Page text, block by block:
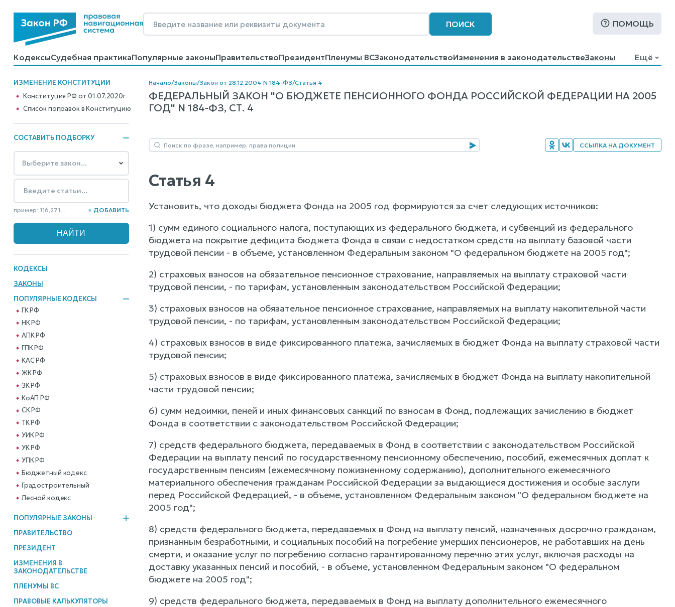
ПОИСК ПОМОЩЬ
КодексыСудебная практикаПопулярные законыПравительствоПрезидентПленумы ВСЗаконодательствоИзменения в законодательствеЗаконы
КалькуляторыСправочные материалыОбразцы договоровКонтактыПомощьПоиск
Ещё
ИЗМЕНЕНИЕ КОНСТИТУЦИИ
Конституция РФ от 01.07.2020г
Cписок поправок в Конституцию
СОСТАВИТЬ ПОДБОРКУ
пример: 116,271,... + ДОБАВИТЬ
КОДЕКСЫ
ЗАКОНЫ
ПОПУЛЯРНЫЕ КОДЕКСЫ
ГК РФ
НК РФ
АПК РФ
ГПК РФ
КАС РФ
ЖК РФ
ЗК РФ
КоАП РФ
СК РФ
ТК РФ
УИК РФ
УК РФ
УПК РФ
Бюджетный кодекс
Градостроительный
Лесной кодекс
ПОПУЛЯРНЫЕ ЗАКОНЫ
ПРАВИТЕЛЬСТВО
ПРЕЗИДЕНТ
ИЗМЕНЕНИЯ В
ЗАКОНОДАТЕЛЬСТВЕ
ПЛЕНУМЫ ВС
ПРАВОВЫЕ КАЛЬКУЛЯТОРЫ
Начало/Законы/Закон от 28.12.2004 N 184-ФЗ/Статья 4
ФЕДЕРАЛЬНЫЙ ЗАКОН "О БЮДЖЕТЕ ПЕНСИОННОГО ФОНДА РОССИЙСКОЙ ФЕДЕРАЦИИ НА 2005
ГОД" N 184-ФЗ, СТ. 4
ССЫЛКА НА ДОКУМЕНТ
Статья 4
Установить, что доходы бюджета Фонда на 2005 год формируются за счет следующих источников:
1) сумм единого социального налога, поступающих из федерального бюджета, и субвенций из федерального
бюджета на покрытие дефицита бюджета Фонда в связи с недостатком средств на выплату базовой части
трудовой пенсии - в объеме, установленном Федеральным законом "О федеральном бюджете на 2005 год";
2) страховых взносов на обязательное пенсионное страхование, направляемых на выплату страховой части
трудовой пенсии, - по тарифам, установленным законодательством Российской Федерации;
3) страховых взносов на обязательное пенсионное страхование, направляемых на выплату накопительной части
трудовой пенсии, - по тарифам, установленным законодательством Российской Федерации;
4) страховых взносов в виде фиксированного платежа, зачисляемых в бюджет Фонда на выплату страховой части
трудовой пенсии;
5) страховых взносов в виде фиксированного платежа, зачисляемых в бюджет Фонда на выплату накопительной
части трудовой пенсии;
6) сумм недоимки, пеней и иных финансовых санкций по взносам в Фонд, подлежащих зачислению в бюджет
Фонда в соответствии с законодательством Российской Федерации;
7) средств федерального бюджета, передаваемых в Фонд в соответствии с законодательством Российской
Федерации на выплату пенсий по государственному пенсионному обеспечению, пособий, ежемесячных доплат к
государственным пенсиям (ежемесячному пожизненному содержанию), дополнительного ежемесячного
материального обеспечения гражданам Российской Федерации за выдающиеся достижения и особые заслуги
перед Российской Федерацией, - в объеме, установленном Федеральным законом "О федеральном бюджете на
2005 год";
8) средств федерального бюджета, передаваемых в Фонд на выплату пенсий, назначенных досрочно гражданам,
признанным безработными, и социальных пособий на погребение умерших пенсионеров, не работавших на день
смерти, и оказание услуг по погребению согласно гарантированному перечню этих услуг, включая расходы на
доставку указанных пенсий и пособий, - в объеме, установленном Федеральным законом "О федеральном
бюджете на 2005 год";
9) средств федерального бюджета, передаваемых в Фонд на выплату дополнительного ежемесячного